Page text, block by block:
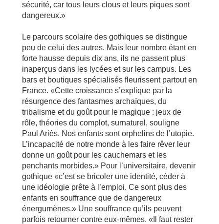
sécurité, car tous leurs clous et leurs piques sont
dangereux.»
Le parcours scolaire des gothiques se distingue
peu de celui des autres. Mais leur nombre étant en
forte hausse depuis dix ans, ils ne passent plus
inaperçus dans les lycées et sur les campus. Les
bars et boutiques spécialisés fleurissent partout en
France. «Cette croissance s’explique par la
résurgence des fantasmes archaïques, du
tribalisme et du goût pour le magique : jeux de
rôle, théories du complot, surnaturel, souligne
Paul Ariès. Nos enfants sont orphelins de l’utopie.
L’incapacité de notre monde à les faire rêver leur
donne un goût pour les cauchemars et les
penchants morbides.» Pour l’universitaire, devenir
gothique «c’est se bricoler une identité, céder à
une idéologie prête à l’emploi. Ce sont plus des
enfants en souffrance que de dangereux
énergumènes.» Une souffrance qu’ils peuvent
parfois retourner contre eux-mêmes. «Il faut rester